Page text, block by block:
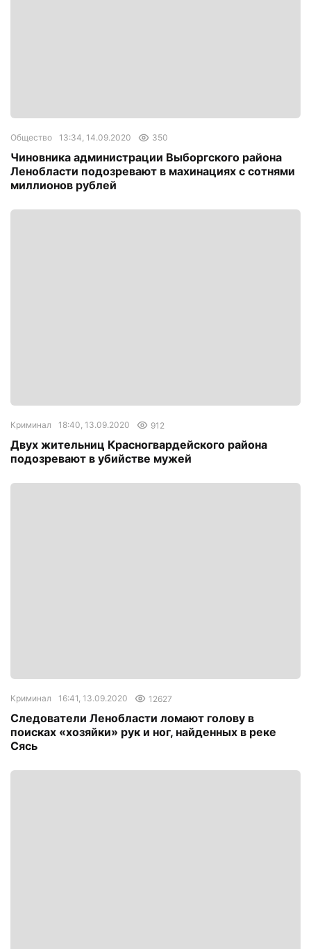
Общество 13:34, 14.09.2020 350
Чиновника администрации Выборгского района
Ленобласти подозревают в махинациях с сотнями
миллионов рублей
Криминал 18:40, 13.09.2020 912
Двух жительниц Красногвардейского района
подозревают в убийстве мужей
Криминал 16:41, 13.09.2020 12627
Следователи Ленобласти ломают голову в
поисках «хозяйки» рук и ног, найденных в реке
Сясь